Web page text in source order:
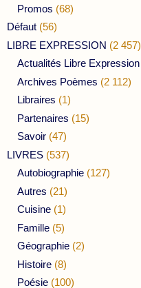
Promos (68)
Défaut (56)
LIBRE EXPRESSION (2 457)
Actualités Libre Expression
Archives Poèmes (2 112)
Libraires (1)
Partenaires (15)
Savoir (47)
LIVRES (537)
Autobiographie (127)
Autres (21)
Cuisine (1)
Famille (5)
Géographie (2)
Histoire (8)
Poésie (100)